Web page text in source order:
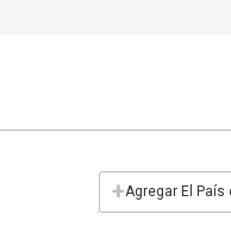
+Agregar El País